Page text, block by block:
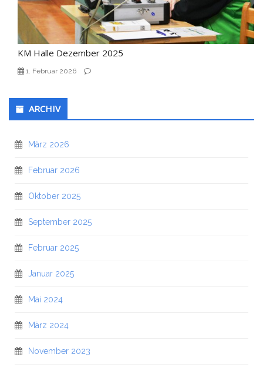
KM Halle Dezember 2025
1. Februar 2026
ARCHIV
März 2026
Februar 2026
Oktober 2025
September 2025
Februar 2025
Januar 2025
Mai 2024
März 2024
November 2023